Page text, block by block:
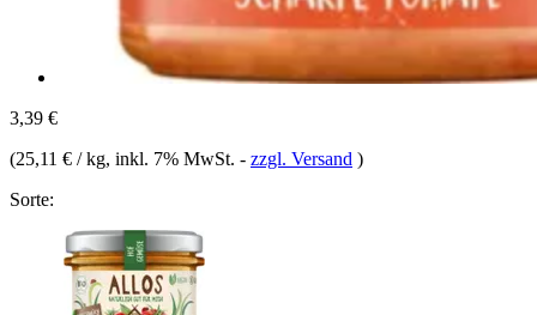
3,39 €
(25,11 € / kg, inkl. 7% MwSt. - zzgl. Versand )
Sorte: